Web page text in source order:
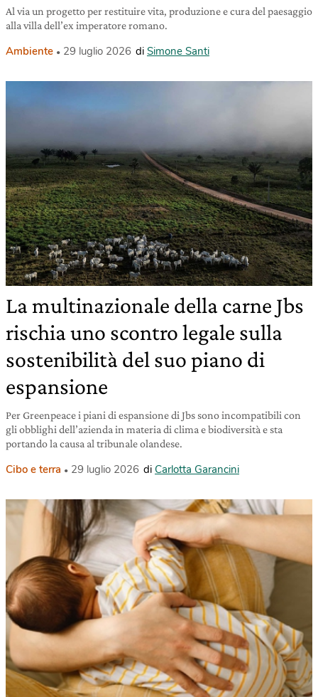
Al via un progetto per restituire vita, produzione e cura del paesaggio
alla villa dell’ex imperatore romano.
Ambiente 29 luglio 2026 di Simone Santi
La multinazionale della carne Jbs
rischia uno scontro legale sulla
sostenibilità del suo piano di
espansione
Per Greenpeace i piani di espansione di Jbs sono incompatibili con
gli obblighi dell’azienda in materia di clima e biodiversità e sta
portando la causa al tribunale olandese.
Cibo e terra 29 luglio 2026 di Carlotta Garancini